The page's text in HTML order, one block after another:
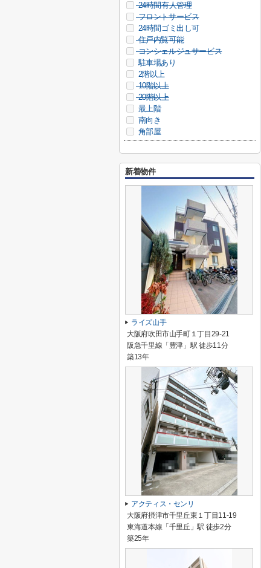
24時間有人管理
フロントサービス
24時間ゴミ出し可
住戸内覧可能
コンシェルジュサービス
駐車場あり
2階以上
10階以上
20階以上
最上階
南向き
角部屋
新着物件
ライズ山手
大阪府吹田市山手町１丁目29-21
阪急千里線「豊津」駅 徒歩11分
築13年
アクティス・センリ
大阪府摂津市千里丘東１丁目11-19
東海道本線「千里丘」駅 徒歩2分
築25年